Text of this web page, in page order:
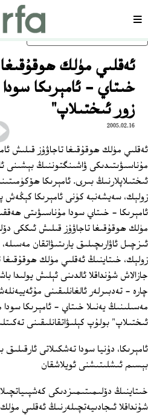
ئاساسلىق مەزمۇنغا ئاتلاڭسەھىپە
ئەقلىي مۈلك
خىتاي - ئامېرىكا
زور ئىختىلاپ"
2005.02.16
ئەقلىي مۈلك ھوقۇقىغا تاجاۋۇز قىلىش
مۇناسىۋىتىدىكى ۋاشىنگتوننىڭ بېشىنى
ئىختىلاپلارنىڭ بىرى. ئامېرىكا
زولېك، سەيشەنبە كۈنى ئامېرىكا كېڭەش
ئامېرىكا - خىتاي سودا مۇناسىۋىتى
مۈلك ھوقۇقىغا تاجاۋۇز قىلىش ئىككى
ئىزچىل ئاۋارىچىلىق يارىتىۋاتقان
زولېك، خىتاينىڭ ئەقلىي مۈلك ھوقۇقىغا
جازالاش شۇنداقلا ئالدىنى ئېلىش يولىدا
چارە - تەدبىرلەر ئالغانلىقىنى
مەسىلىنىڭ يەنىلا خىتاي - ئامېرىكا
ئىختىلاپ" بولۇپ كېلىۋاتقانلىقىنى
ئامېرىكا، دۇنيا سودا تەشكىلاتى
بېسىم ئىشلىتىشنى ئويلاشقان
خىتاينىڭ دۆلىمىتىمىزدىكى
شۇنداقلا ئىجادىيەتچىلەرنىڭ ئەقلىي